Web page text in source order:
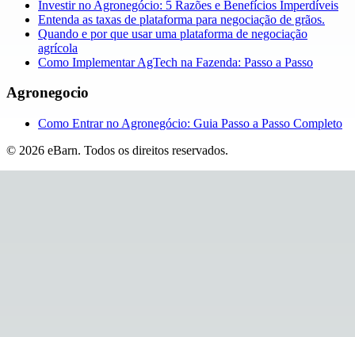
Investir no Agronegócio: 5 Razões e Benefícios Imperdíveis
Entenda as taxas de plataforma para negociação de grãos.
Quando e por que usar uma plataforma de negociação
agrícola
Como Implementar AgTech na Fazenda: Passo a Passo
Agronegocio
Como Entrar no Agronegócio: Guia Passo a Passo Completo
© 2026 eBarn. Todos os direitos reservados.